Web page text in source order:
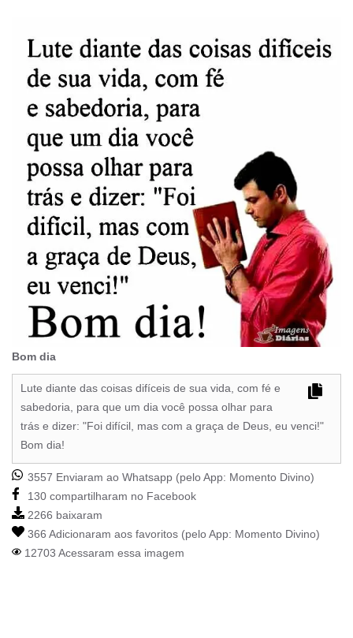
Bom dia
Lute diante das coisas difíceis de sua vida, com fé e
sabedoria, para que um dia você possa olhar para
trás e dizer: "Foi difícil, mas com a graça de Deus, eu venci!"
Bom dia!
3557 Enviaram ao Whatsapp (pelo App: Momento Divino)
130 compartilharam no Facebook
2266 baixaram
366 Adicionaram aos favoritos (pelo App: Momento Divino)
12703 Acessaram essa imagem